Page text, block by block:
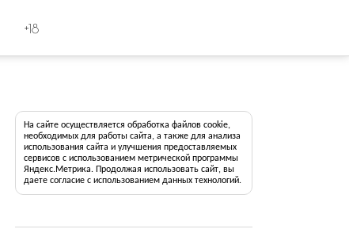
+18
На сайте осуществляется обработка файлов cookie,
необходимых для работы сайта, а также для анализа
использования сайта и улучшения предоставляемых
сервисов с использованием метрической программы
Яндекс.Метрика. Продолжая использовать сайт, вы
даете согласие с использованием данных технологий.